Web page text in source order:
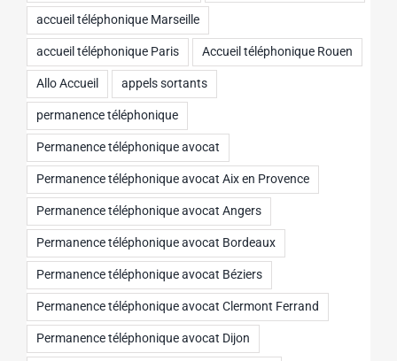
accueil téléphonique Marseille
accueil téléphonique Paris Accueil téléphonique Rouen
Allo Accueil appels sortants
permanence téléphonique
Permanence téléphonique avocat
Permanence téléphonique avocat Aix en Provence
Permanence téléphonique avocat Angers
Permanence téléphonique avocat Bordeaux
Permanence téléphonique avocat Béziers
Permanence téléphonique avocat Clermont Ferrand
Permanence téléphonique avocat Dijon